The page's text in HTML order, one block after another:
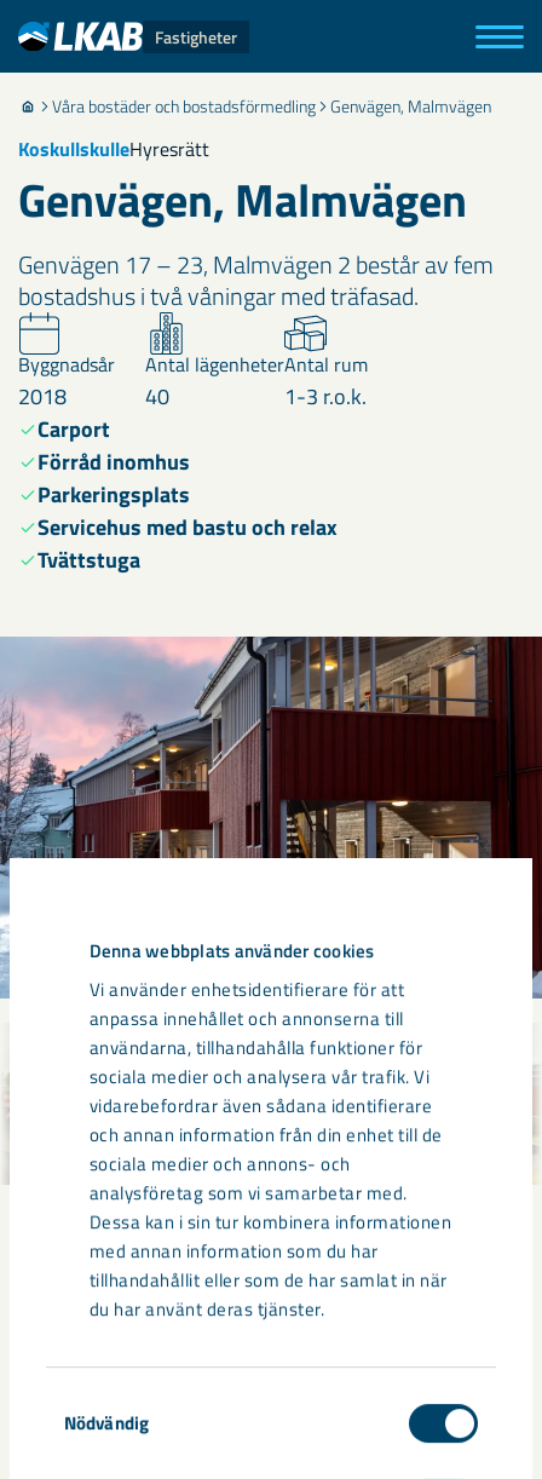
Denna webbplats använder cookies
Vi använder enhetsidentifierare för att
anpassa innehållet och annonserna till
användarna, tillhandahålla funktioner för
sociala medier och analysera vår trafik. Vi
vidarebefordrar även sådana identifierare
och annan information från din enhet till de
sociala medier och annons- och
analysföretag som vi samarbetar med.
Dessa kan i sin tur kombinera informationen
med annan information som du har
tillhandahållit eller som de har samlat in när
du har använt deras tjänster.
Nödvändig
Fastigheter
Våra bostäder och bostadsförmedling Genvägen, Malmvägen
KoskullskulleHyresrätt
Genvägen, Malmvägen
Genvägen 17 – 23, Malmvägen 2 består av fem
bostadshus i två våningar med träfasad.
Carport
Förråd inomhus
Parkeringsplats
Servicehus med bastu och relax
Tvättstuga
Byggnadsår
2018
Antal lägenheter
40
Antal rum
1-3 r.o.k.
Välkommen till Genvägen 17-
23, Malmvägen 2
utformning har en blandad mix, där de mindre lägenheterna
har öppen planlösning mellan kök och vardagsrum och